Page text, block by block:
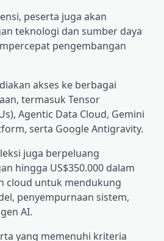
peserta juga akan
teknologi dan sumber daya
pengembangan
akses ke berbagai
termasuk Tensor
Agentic Data Cloud, Gemini
serta Google Antigravity.
juga berpeluang
hingga US$350.000 dalam
cloud untuk mendukung
penyempurnaan sistem,
AI.
yang memenuhi kriteria